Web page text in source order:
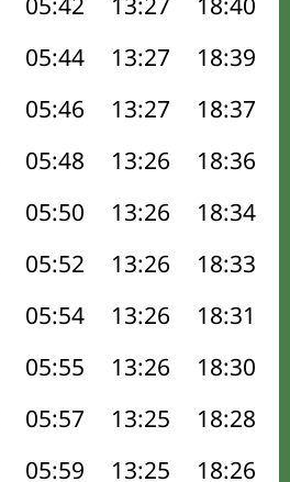
05:44 13:27 18:39
05:46 13:27 18:37
05:48 13:26 18:36
05:50 13:26 18:34
05:52 13:26 18:33
05:54 13:26 18:31
05:55 13:26 18:30
05:57 13:25 18:28
05:59 13:25 18:26